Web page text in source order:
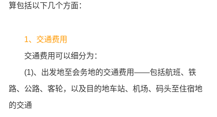
算包括以下几个方面：
1、交通费用
交通费用可以细分为：
(1)、出发地至会务地的交通费用——包括航班、铁
路、公路、客轮，以及目的地车站、机场、码头至住宿地
的交通